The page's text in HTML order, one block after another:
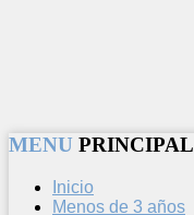
MENU PRINCIPAL
Inicio
Menos de 3 años